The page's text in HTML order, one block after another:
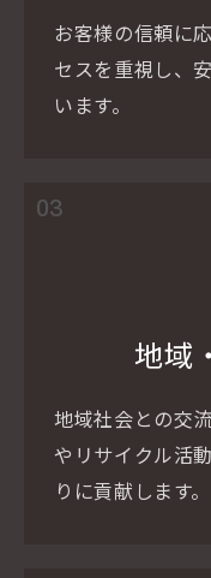
お客様の信頼に
セスを重視し、
います。
03
地域
地域社会との交
やリサイクル活
りに貢献します。